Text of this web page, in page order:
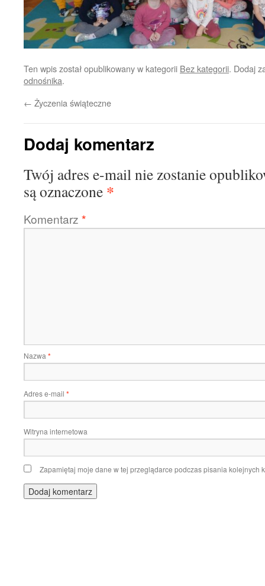
Ten wpis został opublikowany w kategorii Bez kategorii. Dodaj
odnośnika.
← Życzenia świąteczne
Dodaj komentarz
Twój adres e-mail nie zostanie
są oznaczone *
Komentarz *
Nazwa *
Adres e-mail *
Witryna internetowa
Zapamiętaj moje dane w tej przeglądarce podczas pisania kolejnych